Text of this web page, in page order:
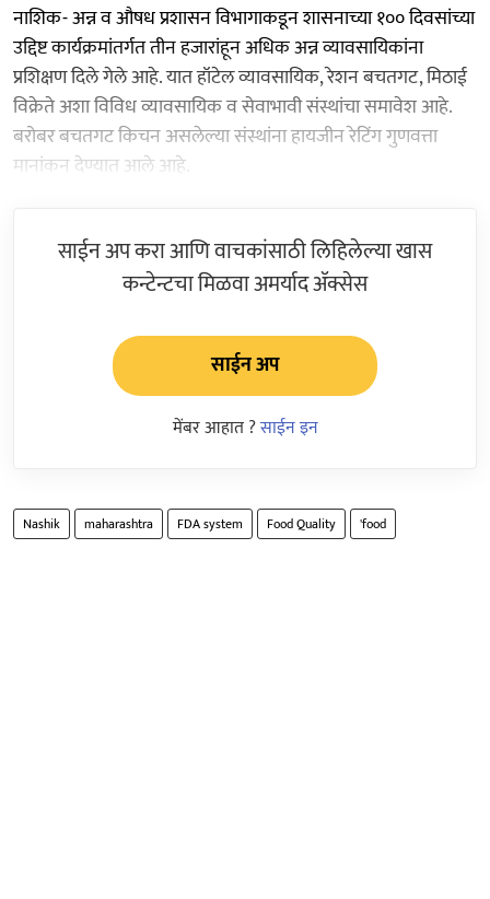
नाशिक- अन्न व औषध प्रशासन विभागाकडून शासनाच्या १०० दिवसांच्या
उद्दिष्ट कार्यक्रमांतर्गत तीन हजारांहून अधिक अन्न व्यावसायिकांना
प्रशिक्षण दिले गेले आहे. यात हॉटेल व्यावसायिक, रेशन बचतगट, मिठाई
विक्रेते अशा विविध व्यावसायिक व सेवाभावी संस्थांचा समावेश आहे.
बरोबर बचतगट किचन असलेल्या संस्थांना हायजीन रेटिंग गुणवत्ता
मानांकन देण्यात आले आहे.
साईन अप करा आणि वाचकांसाठी लिहिलेल्या खास
कन्टेन्टचा मिळवा अमर्याद ॲक्सेस
साईन अप
मेंबर आहात ?साईन इन
Nashik maharashtra FDA system Food Quality 'food